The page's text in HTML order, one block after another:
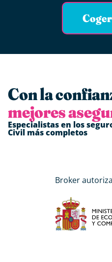
Con la
mejores
Especialistas en los
Civil más completos
Broker